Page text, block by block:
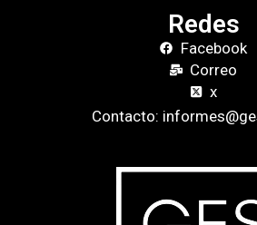
Redes
Facebook
Correo
x
Contacto: